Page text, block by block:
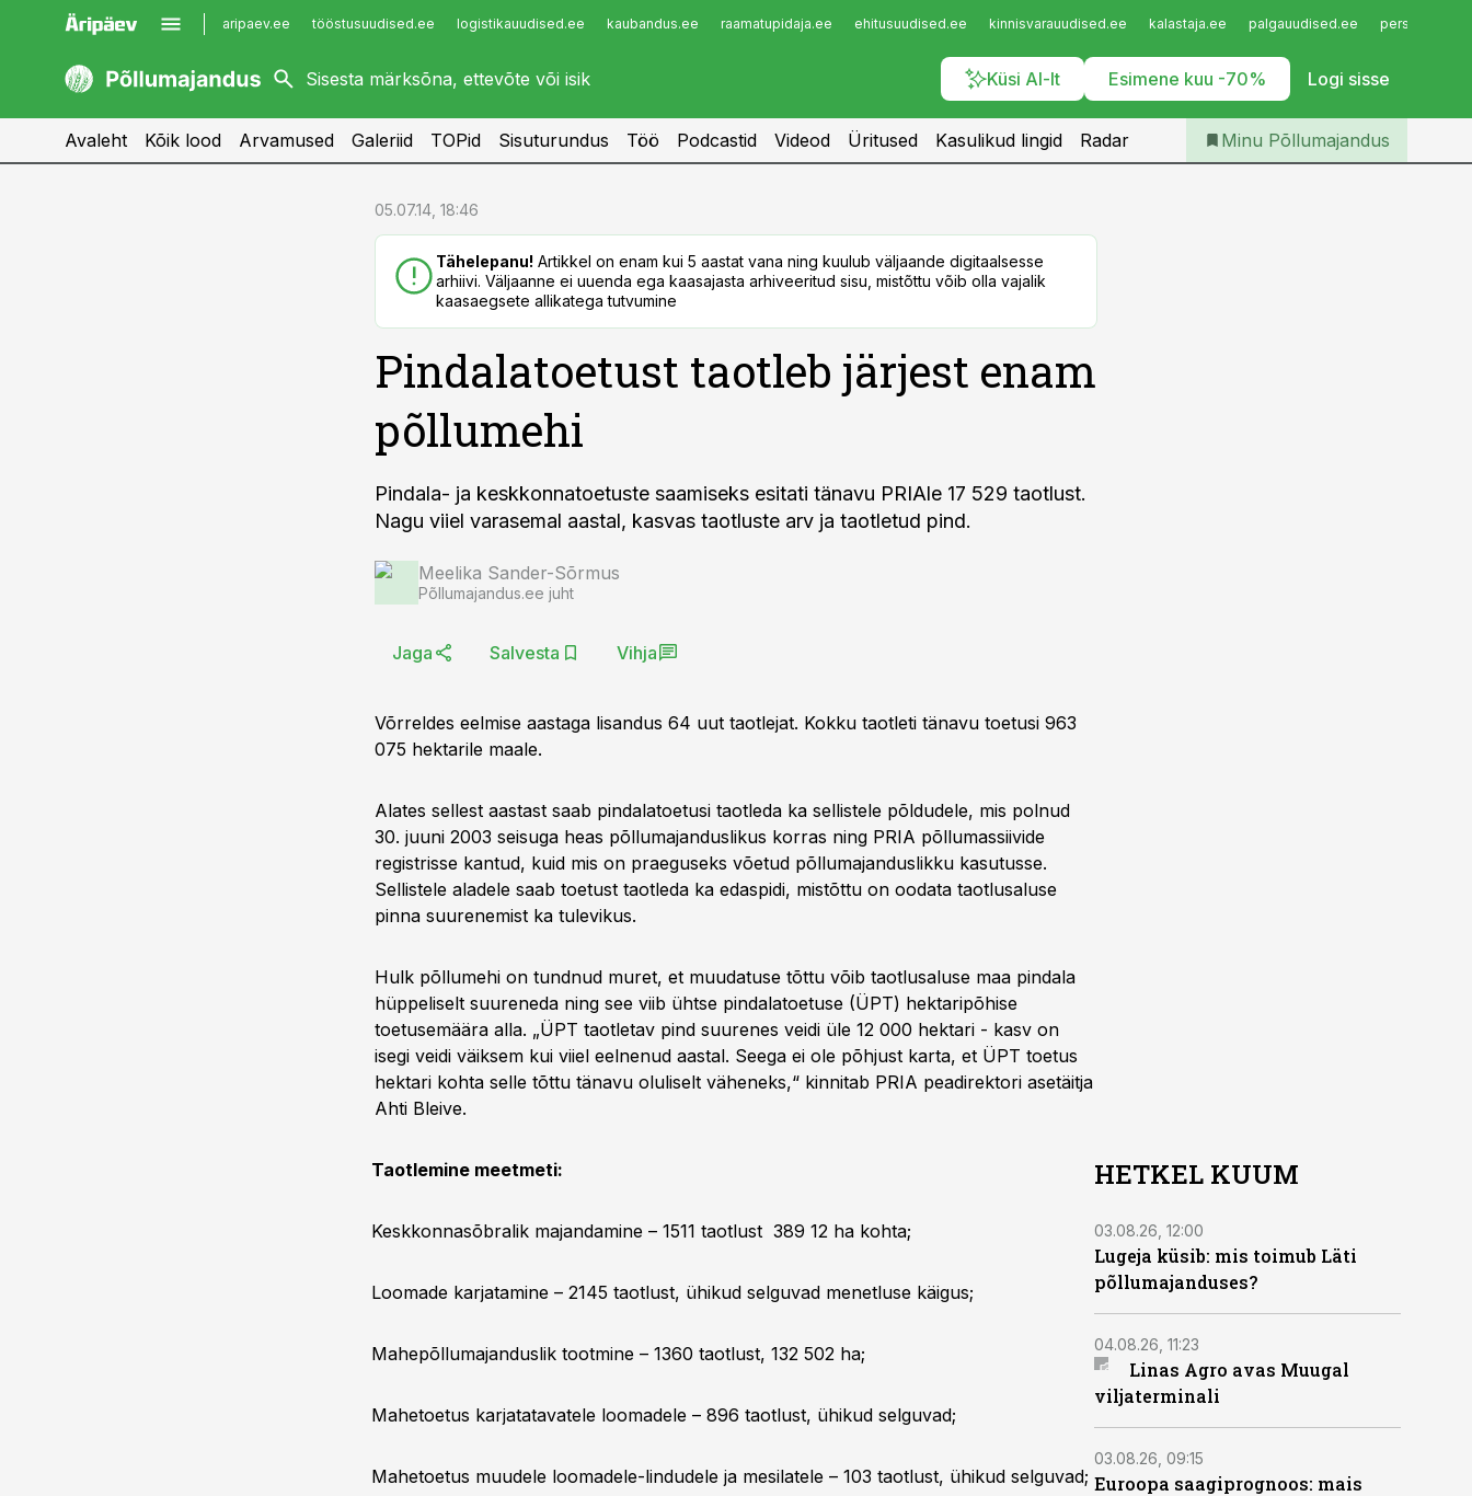
aripaev.ee tööstusuudised.ee logistikauudised.ee kaubandus.ee raamatupidaja.ee ehitusuudised.ee kinnisvarauudised.ee kalastaja.ee palgauudised.ee
Küsi AI-lt Esimene kuu -70% Logi sisse
kaubandus.ee
kinnisvarauudised.ee
imelineajalugu.ee
Infopank
Iseteenindus
Telli Põllumajandus
Avaleht Kõik lood Arvamused Galeriid TOPid Sisuturundus Töö Podcastid Videod Üritused Kasulikud lingid Radar Minu Põllumajandus
05.07.14, 18:46
Tähelepanu! Artikkel on enam kui 5 aastat vana ning kuulub väljaande digitaalsesse
arhiivi. Väljaanne ei uuenda ega kaasajasta arhiveeritud sisu, mistõttu võib olla vajalik
kaasaegsete allikatega tutvumine
Pindalatoetust taotleb järjest enam
põllumehi
Pindala- ja keskkonnatoetuste saamiseks esitati tänavu PRIAle 17 529 taotlust.
Nagu viiel varasemal aastal, kasvas taotluste arv ja taotletud pind.
Meelika Sander-Sõrmus
Põllumajandus.ee juht
Jaga Salvesta Vihja
Võrreldes eelmise aastaga lisandus 64 uut taotlejat. Kokku taotleti tänavu toetusi 963
075 hektarile maale.
Alates sellest aastast saab pindalatoetusi taotleda ka sellistele põldudele, mis polnud
30. juuni 2003 seisuga heas põllumajanduslikus korras ning PRIA põllumassiivide
registrisse kantud, kuid mis on praeguseks võetud põllumajanduslikku kasutusse.
Sellistele aladele saab toetust taotleda ka edaspidi, mistõttu on oodata taotlusaluse
pinna suurenemist ka tulevikus.
Hulk põllumehi on tundnud muret, et muudatuse tõttu võib taotlusaluse maa pindala
hüppeliselt suureneda ning see viib ühtse pindalatoetuse (ÜPT) hektaripõhise
toetusemäära alla. „ÜPT taotletav pind suurenes veidi üle 12 000 hektari - kasv on
isegi veidi väiksem kui viiel eelnenud aastal. Seega ei ole põhjust karta, et ÜPT toetus
hektari kohta selle tõttu tänavu oluliselt väheneks,“ kinnitab PRIA peadirektori asetäitja
Ahti Bleive.
Taotlemine meetmeti:
Keskkonnasõbralik majandamine – 1511 taotlust 389 12 ha kohta;
Loomade karjatamine – 2145 taotlust, ühikud selguvad menetluse käigus;
Mahepõllumajanduslik tootmine – 1360 taotlust, 132 502 ha;
Mahetoetus karjatatavatele loomadele – 896 taotlust, ühikud selguvad;
Mahetoetus muudele loomadele-lindudele ja mesilatele – 103 taotlust, ühikud selguvad;
HETKEL KUUM
03.08.26, 12:00
Lugeja küsib: mis toimub Läti
põllumajanduses?
04.08.26, 11:23
Linas Agro avas Muugal
viljaterminali
03.08.26, 09:15
Euroopa saagiprognoos: mais